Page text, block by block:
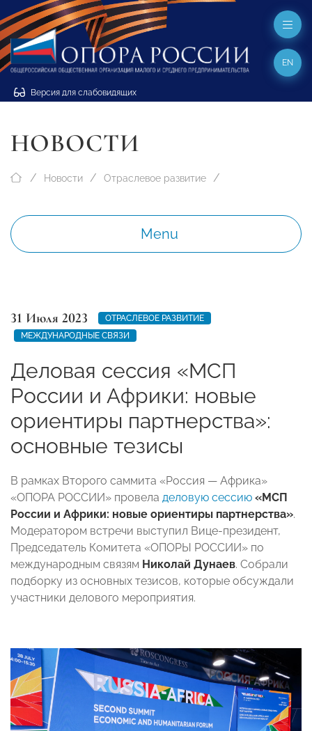
Версия для слабовидящих
EN
НОВОСТИ
Новости Отраслевое развитие
Menu
31 Июля 2023
ОТРАСЛЕВОЕ РАЗВИТИЕ
МЕЖДУНАРОДНЫЕ СВЯЗИ
Деловая сессия «МСП
России и Африки: новые
ориентиры партнерства»:
основные тезисы
В рамках Второго саммита «Россия — Африка»
«ОПОРА РОССИИ» провела деловую сессию «МСП
России и Африки: новые ориентиры партнерства».
Модератором встречи выступил Вице-президент,
Председатель Комитета «ОПОРЫ РОССИИ» по
международным связям Николай Дунаев. Собрали
подборку из основных тезисов, которые обсуждали
участники делового мероприятия.